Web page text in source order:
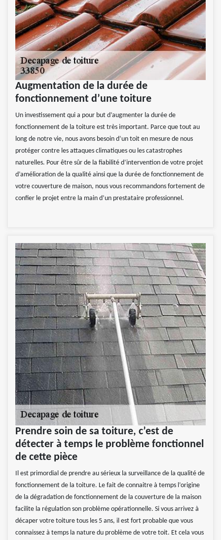
Augmentation de la durée de
fonctionnement d’une toiture
Un investissement qui a pour but d’augmenter la durée de
fonctionnement de la toiture est très important. Parce que tout au
long de notre vie, nous avons besoin d’un toit en mesure de nous
protéger contre les attaques climatiques ou les catastrophes
naturelles. Pour être sûr de la fiabilité d’intervention de votre projet
d’amélioration de la qualité ainsi que la durée de fonctionnement de
votre couverture de maison, nous vous recommandons fortement de
confier le projet entre la main d’un prestataire professionnel.
Prendre soin de sa toiture, c’est de
détecter à temps le problème fonctionnel
de cette pièce
Il est primordial de prendre au sérieux la surveillance de la qualité de
fonctionnement de la toiture. Le fait de connaitre à temps l’origine
de la dégradation de fonctionnement de la couverture de la maison
facilite la régulation son problème opérationnelle. Si vous arrivez à
décaper votre toiture tous les 5 ans, il est fort probable que vous
connaissez à temps la nature du problème de votre toit. Et cela vous